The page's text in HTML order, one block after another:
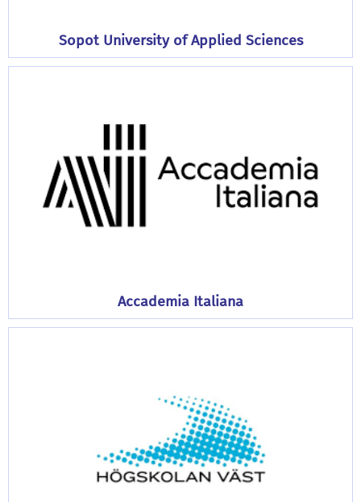
Sopot University of Applied Sciences
Accademia Italiana